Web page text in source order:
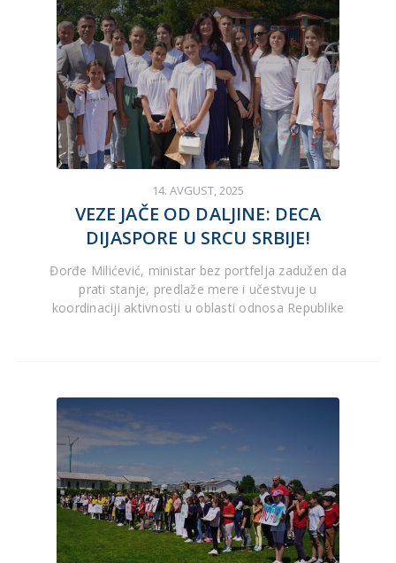
14. AVGUST, 2025
VEZE JAČE OD DALJINE: DECA
DIJASPORE U SRCU SRBIJE!
Đorđe Milićević, ministar bez portfelja zadužen da
prati stanje, predlaže mere i učestvuje u
koordinaciji aktivnosti u oblasti odnosa Republike